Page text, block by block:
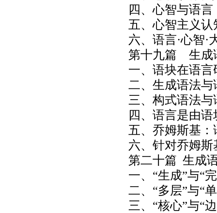
四、心智与语言
五、心智主义
六、语言·心智·
第十九篇 生成
一、语块在语
二、生成语法与
三、构式语法与
四、语言是由
五、乔姆斯基
六、针对乔姆
第二十篇 生成
一、“生成”与“
二、“多层”与“
三、“核心”与“